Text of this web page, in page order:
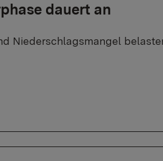
dauert an
Niederschlagsmangel